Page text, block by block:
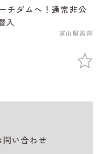
チダムへ！通常非公
入
富山県黒部
問い合わせ